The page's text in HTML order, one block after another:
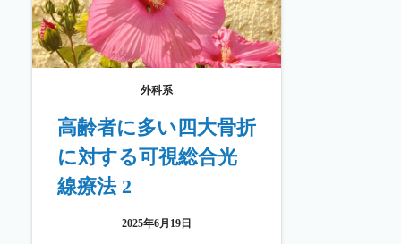
外科系
高齢者に多い四大骨折
に対する可視総合光
線療法 2
2025年6月19日